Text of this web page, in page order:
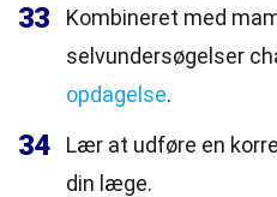
33
Kombineret med
selvundersøgelser
opdagelse.
34
Lær at udføre en
din læge.